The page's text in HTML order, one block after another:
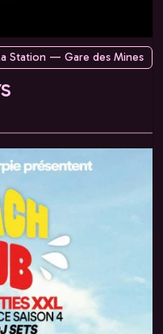
Station — Gare des Mines